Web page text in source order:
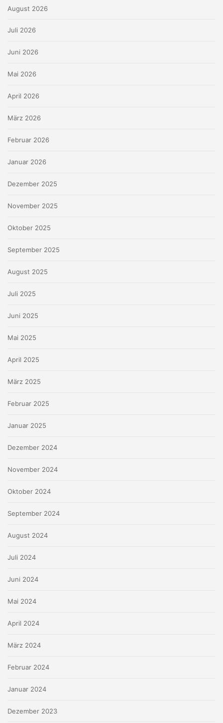
August 2026
Juli 2026
Juni 2026
Mai 2026
April 2026
März 2026
Februar 2026
Januar 2026
Dezember 2025
November 2025
Oktober 2025
September 2025
August 2025
Juli 2025
Juni 2025
Mai 2025
April 2025
März 2025
Februar 2025
Januar 2025
Dezember 2024
November 2024
Oktober 2024
September 2024
August 2024
Juli 2024
Juni 2024
Mai 2024
April 2024
März 2024
Februar 2024
Januar 2024
Dezember 2023